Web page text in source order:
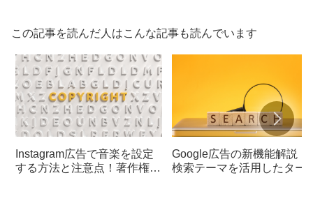
この記事を読んだ人はこんな記事も読んでいます
Instagram広告で音楽を設定
する方法と注意点！著作権ト
Google広告の新機能解説：
検索テーマを活用したター